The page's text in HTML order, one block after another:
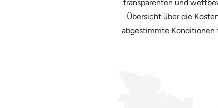
transparenten und
Übersicht über die
abgestimmte Konditionen